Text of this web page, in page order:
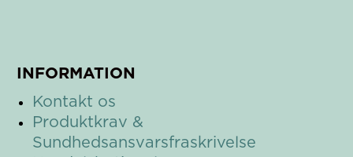
INFORMATION
Kontakt os
Produktkrav &
Sundhedsansvarsfraskrivelse